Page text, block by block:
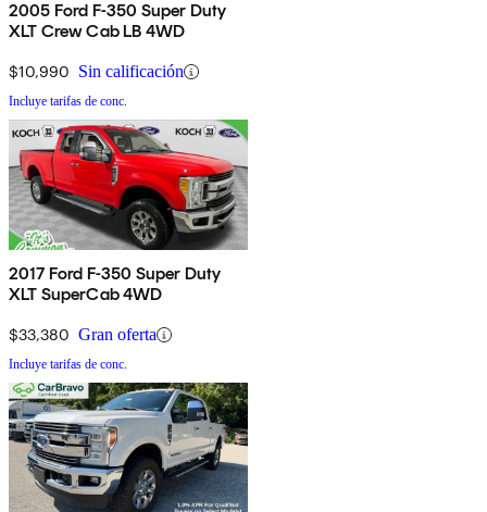
2005 Ford F-350 Super Duty
XLT Crew Cab LB 4WD
$10,990 Sin calificación
Incluye tarifas de conc.
2017 Ford F-350 Super Duty
XLT SuperCab 4WD
$33,380 Gran oferta
Incluye tarifas de conc.